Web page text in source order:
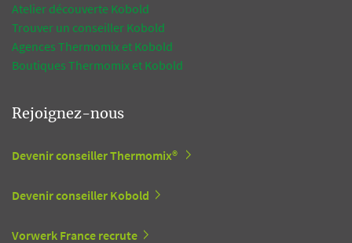
Atelier découverte Kobold
Trouver un conseiller Kobold
Agences Thermomix et Kobold
Boutiques Thermomix et Kobold
Rejoignez-nous
Devenir conseiller Thermomix®
Devenir conseiller Kobold
Vorwerk France recrute